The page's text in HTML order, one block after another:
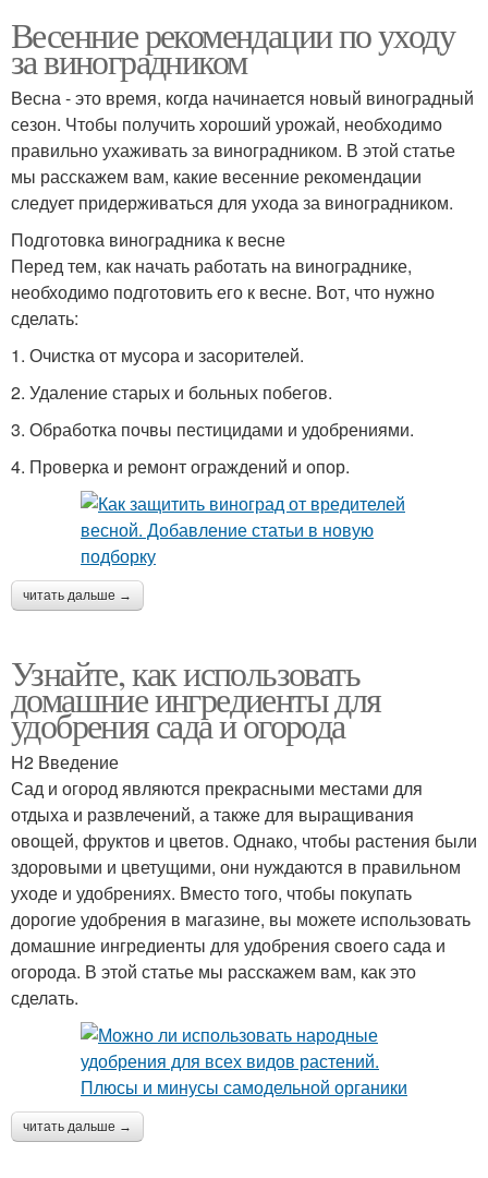
Весенние рекомендации по уходу
за виноградником
Весна - это время, когда начинается новый виноградный
сезон. Чтобы получить хороший урожай, необходимо
правильно ухаживать за виноградником. В этой статье
мы расскажем вам, какие весенние рекомендации
следует придерживаться для ухода за виноградником.
Подготовка виноградника к весне
Перед тем, как начать работать на винограднике,
необходимо подготовить его к весне. Вот, что нужно
сделать:
1. Очистка от мусора и засорителей.
2. Удаление старых и больных побегов.
3. Обработка почвы пестицидами и удобрениями.
4. Проверка и ремонт ограждений и опор.
читать дальше →
Узнайте, как использовать
домашние ингредиенты для
удобрения сада и огорода
H2 Введение
Сад и огород являются прекрасными местами для
отдыха и развлечений, а также для выращивания
овощей, фруктов и цветов. Однако, чтобы растения были
здоровыми и цветущими, они нуждаются в правильном
уходе и удобрениях. Вместо того, чтобы покупать
дорогие удобрения в магазине, вы можете использовать
домашние ингредиенты для удобрения своего сада и
огорода. В этой статье мы расскажем вам, как это
сделать.
читать дальше →